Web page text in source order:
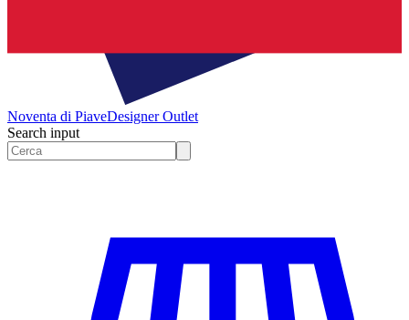
Noventa di PiaveDesigner Outlet
Search input